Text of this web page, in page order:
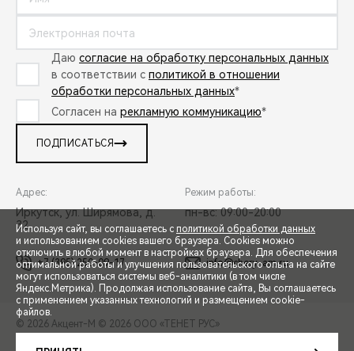
СПЕЦПРЕДЛОЖЕНИЯ
ЗАПИСЬ НА ТЕСТ-ДРАЙВ
Даю согласие на обработку персональных данных
в соответствии с политикой в отношении
обработки персональных данных*
Согласен на рекламную коммуникацию*
ПОДПИСАТЬСЯ
Адрес:
Иркутск, ул. Ширямова, д.
32
Режим работы:
пн-вс: 09:00-20:00
+7 (395) 250-09-17 info@chery-am.ru
© 2026 Акцент-М © 2026 ООО «ТЕНЕТ РУС»
Используя сайт, вы соглашаетесь с политикой обработки данных
и использованием cookies вашего браузера. Cookies можно
отключить в любой момент в настройках браузера. Для обеспечения
оптимальной работы и улучшения пользовательского опыта на сайте
могут использоваться системы веб-аналитики (в том числе
Яндекс.Метрика). Продолжая использование сайта, Вы соглашаетесь
с применением указанных технологий и размещением cookie-
файлов.